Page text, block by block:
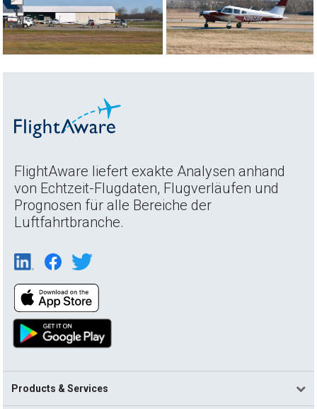
FlightAware liefert exakte Analysen anhand
von Echtzeit-Flugdaten, Flugverläufen und
Prognosen für alle Bereiche der
Luftfahrtbranche.
Products & Services